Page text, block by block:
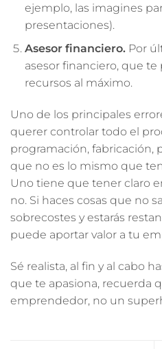
ejemplo, las imagines
presentaciones).
Asesor financiero.Por
asesor financiero, que
recursos al máximo.
Uno de los principales
querer controlar todo el
programación, fabricación,
que no es lo mismo que
Uno tiene que tener claro
no. Si haces cosas que no
sobrecostes y estarás
puede aportar valor a tu
Sé realista, al fin y al cabo
que te apasiona, recuerda
emprendedor, no un